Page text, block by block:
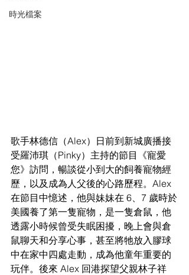
時光檔案
歌手林德信（Alex）日前到新城廣播接
受羅沛琪（Pinky）主持的節目《寵愛
您》訪問，暢談從小到大的飼養寵物經
歷，以及成為人父後的心路歷程。Alex
在節目中憶述，他與妹妹在 6、7 歲時於
美國養了第一隻寵物，是一隻倉鼠，他
透露小時候曾受失眠困擾，晚上會與倉
鼠聊天和分享心事，甚至將牠放入膠球
中在家中四處走動，成為他童年重要的
玩伴。後來 Alex 回港探望父親林子祥